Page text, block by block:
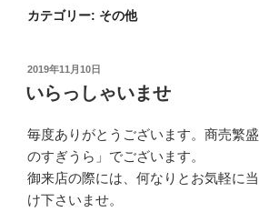
カテゴリー: その他
投
稿
日:
2019年11月10日
いらっしゃいませ
毎度ありがとうございます。商売繁
のすぎうら」でございます。
御来店の際には、何なりとお気軽に
け下さいませ。